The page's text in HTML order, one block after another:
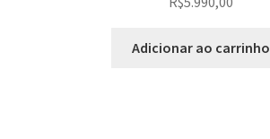
Adicionar ao carrinho